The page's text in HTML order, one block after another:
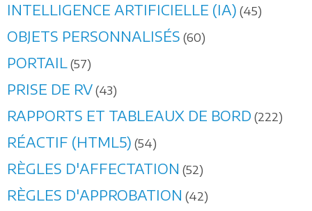
INTELLIGENCE ARTIFICIELLE (IA) (45)
OBJETS PERSONNALISÉS (60)
PORTAIL (57)
PRISE DE RV (43)
RAPPORTS ET TABLEAUX DE BORD (222)
RÉACTIF (HTML5) (54)
RÈGLES D'AFFECTATION (52)
RÈGLES D'APPROBATION (42)